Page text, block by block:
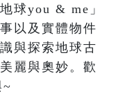
球you & me」
以及實體物件
與探索地球古
麗與奧妙。歡
~